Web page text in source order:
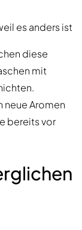
es anders ist
diese
mit
neue Aromen
bereits vor